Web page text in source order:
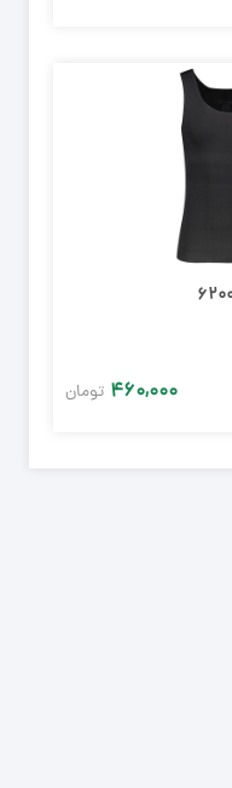
۴۶۰,۰۰۰ تومان